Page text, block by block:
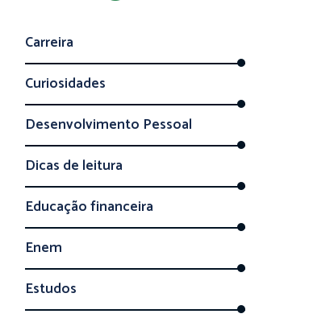
Carreira
Curiosidades
Desenvolvimento Pessoal
Dicas de leitura
Educação financeira
Enem
Estudos